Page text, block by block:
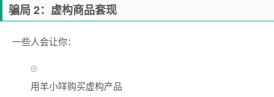
骗局 2：虚构商品套现
一些人会让你：
用羊小咩购买虚构产品